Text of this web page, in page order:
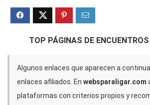
TOP PÁGINAS DE
Algunos enlaces que aparecen a
enlaces afiliados. En websparaligar.com
plataformas con criterios propios y